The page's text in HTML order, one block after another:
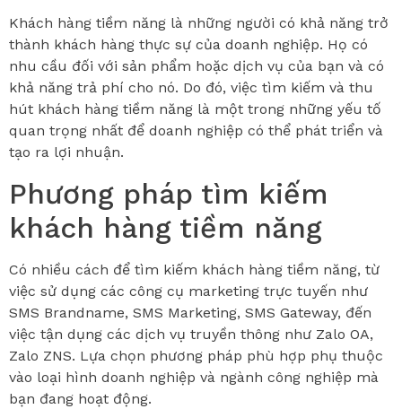
Khách hàng tiềm năng là những người có khả năng trở
thành khách hàng thực sự của doanh nghiệp. Họ có
nhu cầu đối với sản phẩm hoặc dịch vụ của bạn và có
khả năng trả phí cho nó. Do đó, việc tìm kiếm và thu
hút khách hàng tiềm năng là một trong những yếu tố
quan trọng nhất để doanh nghiệp có thể phát triển và
tạo ra lợi nhuận.
Phương pháp tìm kiếm
khách hàng tiềm năng
Có nhiều cách để tìm kiếm khách hàng tiềm năng, từ
việc sử dụng các công cụ marketing trực tuyến như
SMS Brandname, SMS Marketing, SMS Gateway, đến
việc tận dụng các dịch vụ truyền thông như Zalo OA,
Zalo ZNS. Lựa chọn phương pháp phù hợp phụ thuộc
vào loại hình doanh nghiệp và ngành công nghiệp mà
bạn đang hoạt động.